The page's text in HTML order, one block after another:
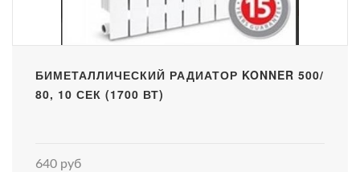
БИМЕТАЛЛИЧЕСКИЙ РАДИАТОР KONNER 500/
80, 10 СЕК (1700 ВТ)
640 руб